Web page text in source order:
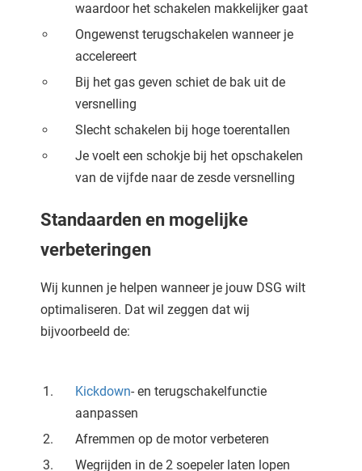
waardoor het schakelen makkelijker gaat
Ongewenst terugschakelen wanneer je
accelereert
Bij het gas geven schiet de bak uit de
versnelling
Slecht schakelen bij hoge toerentallen
Je voelt een schokje bij het opschakelen
van de vijfde naar de zesde versnelling
Standaarden en mogelijke
verbeteringen
Wij kunnen je helpen wanneer je jouw DSG wilt
optimaliseren. Dat wil zeggen dat wij
bijvoorbeeld de:
Kickdown- en terugschakelfunctie
aanpassen
Afremmen op de motor verbeteren
Wegrijden in de 2 soepeler laten lopen